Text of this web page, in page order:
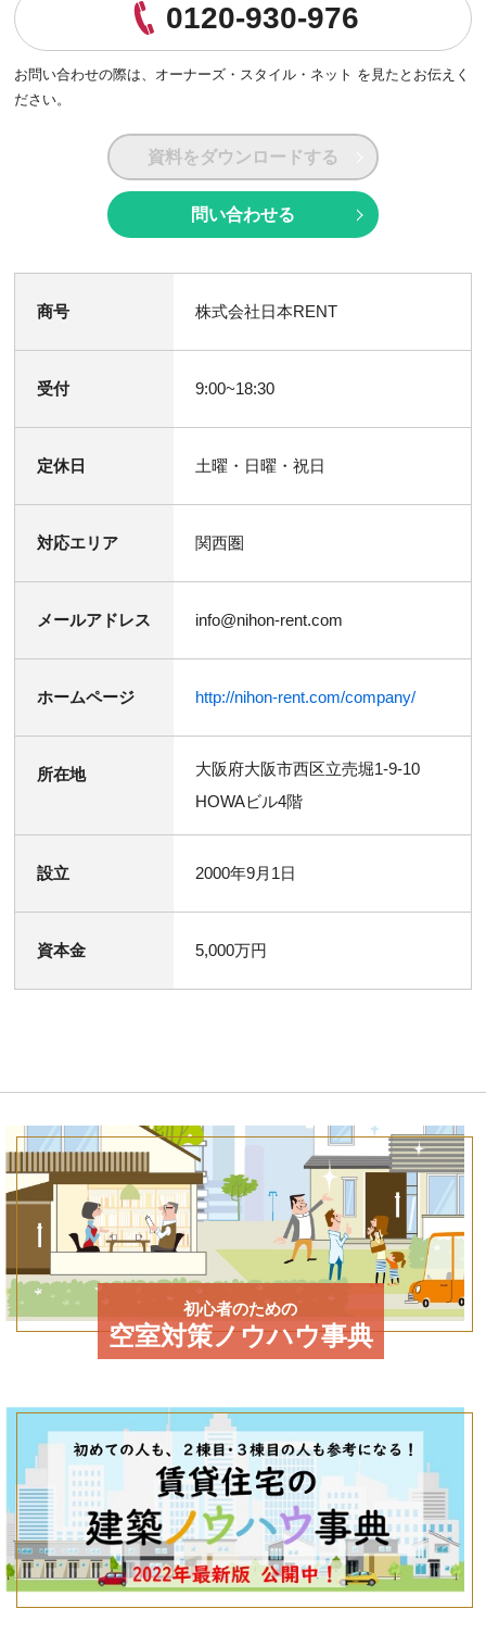
0120-930-976
お問い合わせの際は、 オーナーズ・スタイル・ネット を見たとお伝えく
ださい。
資料をダウンロードする
問い合わせる
商号 株式会社日本RENT
受付 9:00~18:30
定休日 土曜・日曜・祝日
対応エリア 関西圏
メールアドレス info@nihon-rent.com
ホームページ http://nihon-rent.com/company/
所在地
大阪府大阪市西区立売堀1-9-10
HOWAビル4階
設立 2000年9月1日
資本金 5,000万円
初心者のための
空室対策ノウハウ事典